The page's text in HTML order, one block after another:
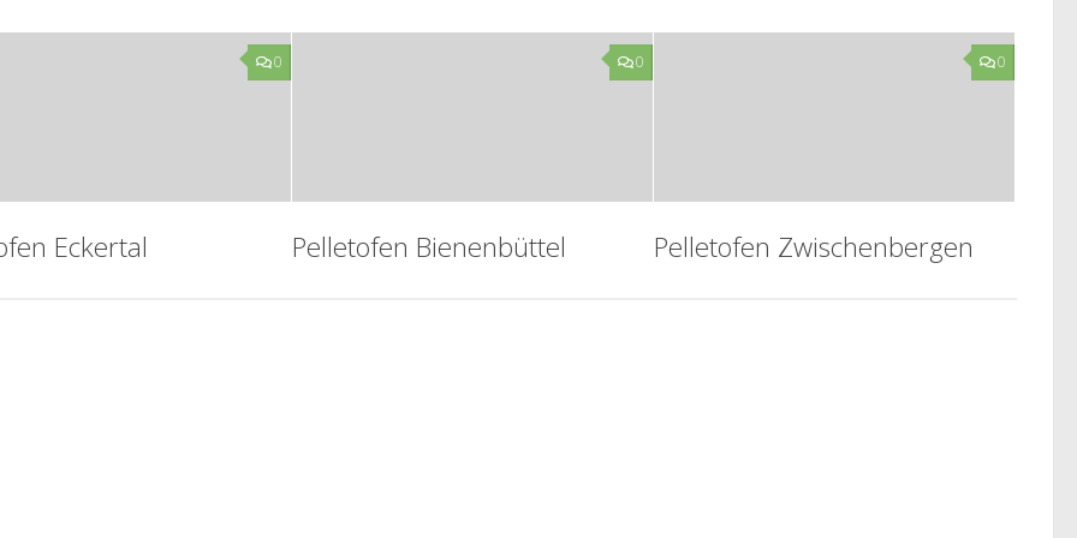
0
Eckertal
0
Pelletofen Bienenbüttel
0
Pelletofen Zwischenbergen